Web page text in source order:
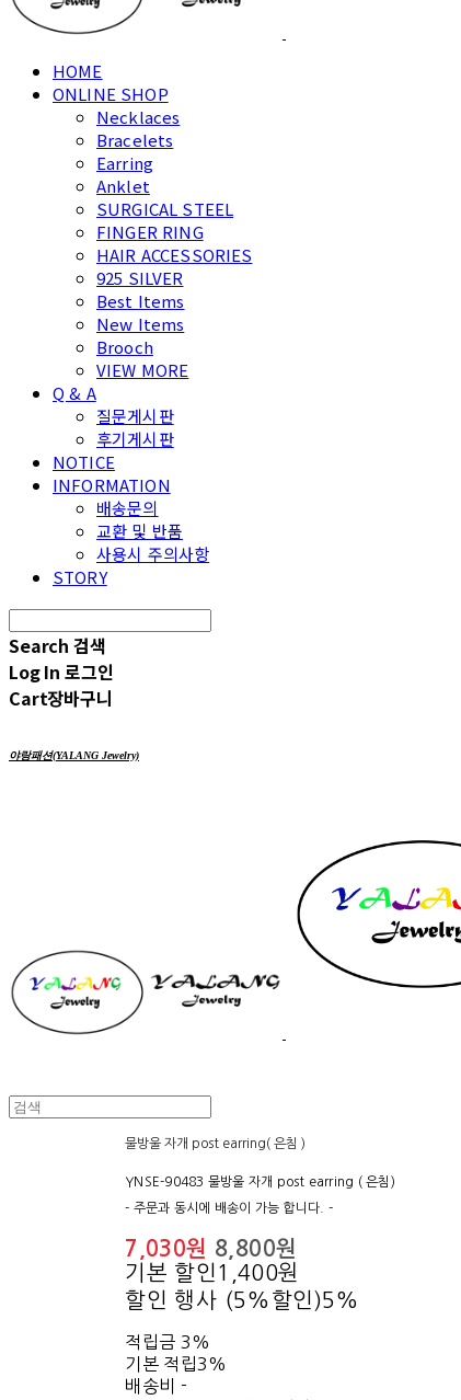
HOME
ONLINE SHOP
Necklaces
Bracelets
Earring
Anklet
SURGICAL STEEL
FINGER RING
HAIR ACCESSORIES
925 SILVER
Best Items
New Items
Brooch
VIEW MORE
Q & A
질문게시판
후기게시판
NOTICE
INFORMATION
배송문의
교환 및 반품
사용시 주의사항
STORY
Search 검색
Log In 로그인
Cart장바구니
야랑패션(YALANG Jewelry)
물방울 자개 post earring( 은침 )
YNSE-90483 물방울 자개 post earring ( 은침)
- 주문과 동시에 배송이 가능 합니다. -
7,030원 8,800원
기본 할인 1,400원
할인 행사 (5%할인)5%
적립금 3%
기본 적립3%
배송비 -